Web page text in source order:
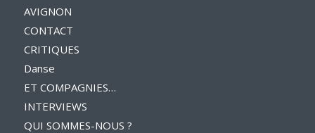
AVIGNON
CONTACT
CRITIQUES
Danse
ET COMPAGNIES…
INTERVIEWS
QUI SOMMES-NOUS ?